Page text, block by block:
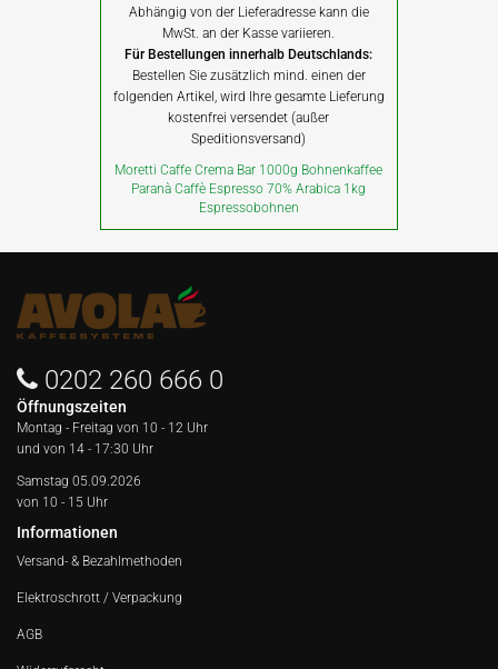
Abhängig von der Lieferadresse kann die
MwSt. an der Kasse variieren.
Für Bestellungen innerhalb Deutschlands:
Bestellen Sie zusätzlich mind. einen der
folgenden Artikel, wird Ihre gesamte Lieferung
kostenfrei versendet (außer
Speditionsversand)
Moretti Caffe Crema Bar 1000g Bohnenkaffee
Paranà Caffè Espresso 70% Arabica 1kg
Espressobohnen
0202 260 666 0
Öffnungszeiten
Montag - Freitag von 10 - 12 Uhr
und von 14 - 17:30 Uhr
Samstag 05.09.2026
von 10 - 15 Uhr
Informationen
Versand- & Bezahlmethoden
Elektroschrott / Verpackung
AGB